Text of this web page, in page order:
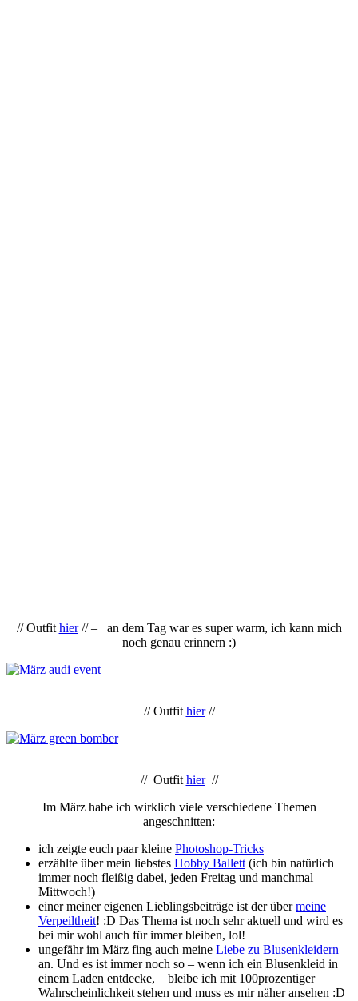
// Outfit hier// – an dem Tag war es super warm, ich kann mich
noch genau erinnern :)
// Outfit hier//
// Outfit hier//
Im März habe ich wirklich viele verschiedene Themen
angeschnitten:
ich zeigte euch paar kleine Photoshop-Tricks
erzählte über mein liebstes Hobby Ballett (ich bin natürlich
immer noch fleißig dabei, jeden Freitag und manchmal
Mittwoch!)
einer meiner eigenen Lieblingsbeiträge ist der übermeine
Verpeiltheit! :D Das Thema ist noch sehr aktuell und wird es
bei mir wohl auch für immer bleiben, lol!
ungefähr im März fing auch meine Liebe zu Blusenkleidern
an. Und es ist immer noch so – wenn ich ein Blusenkleid in
einem Laden entdecke, bleibe ich mit 100prozentiger
Wahrscheinlichkeit stehen und muss es mir näher ansehen :D